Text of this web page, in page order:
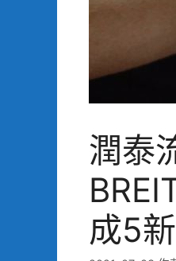
潤泰
成5